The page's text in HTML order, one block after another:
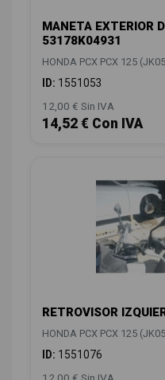
MANETA EXTERIOR
53178K04931
HONDA PCX PCX 125
ID: 1551053
12,00 € Sin IVA
14,52 € Con IVA
RETROVISOR
HONDA PCX PCX 125
ID: 1551076